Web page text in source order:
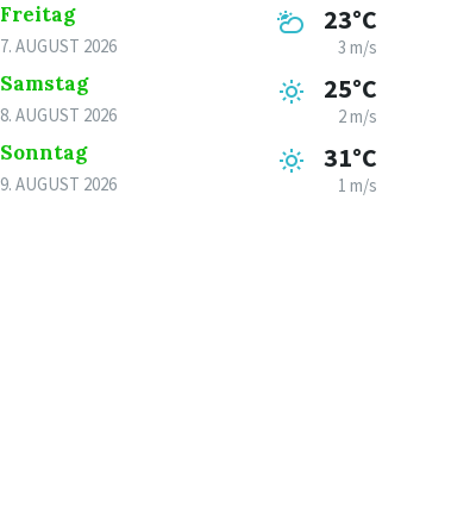
Freitag
7. AUGUST 2026
23°C
3 m/s
Samstag
8. AUGUST 2026
25°C
2 m/s
Sonntag
9. AUGUST 2026
31°C
1 m/s